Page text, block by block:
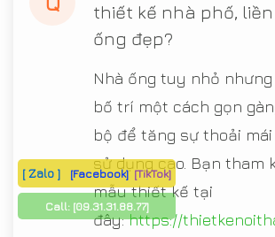
thiết kế nhà phố, liền
ống đẹp?
Nhà ống tuy nhỏ
bố trí một cách gọn
bộ để tăng sự thoải
sử dụng cao. Bạn tham
mẫu thiết kế tại
đây:https://
[ Zalo ] [Facebook] [TikTok]
Call: [09.31.31.88.77]